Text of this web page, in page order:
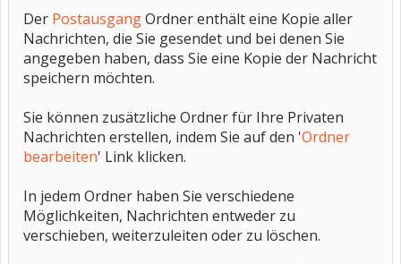
Der PostausgangOrdner enthält eine Kopie aller
Nachrichten, die Sie gesendet und bei denen Sie
angegeben haben, dass Sie eine Kopie der Nachricht
speichern möchten.
Sie können zusätzliche Ordner für Ihre Privaten
Nachrichten erstellen, indem Sie auf den 'Ordner
bearbeiten' Link klicken.
In jedem Ordner haben Sie verschiedene
Möglichkeiten, Nachrichten entweder zu
verschieben, weiterzuleiten oder zu löschen.